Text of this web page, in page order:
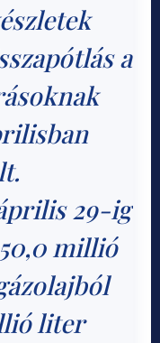
a
29-ig
millió
liter